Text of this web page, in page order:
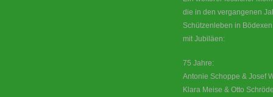
die in den vergangenen
Schützenleben in
mit Jubiläen:
75 Jahre:
Antonie Schoppe & Josef
Klara Meise & Otto